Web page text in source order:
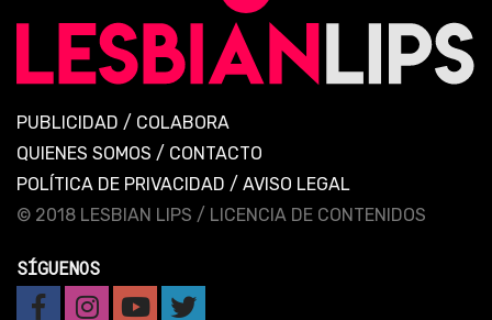
PUBLICIDAD / COLABORA
QUIENES SOMOS / CONTACTO
POLÍTICA DE PRIVACIDAD / AVISO LEGAL
© 2018 LESBIAN LIPS / LICENCIA DE CONTENIDOS
SÍGUENOS